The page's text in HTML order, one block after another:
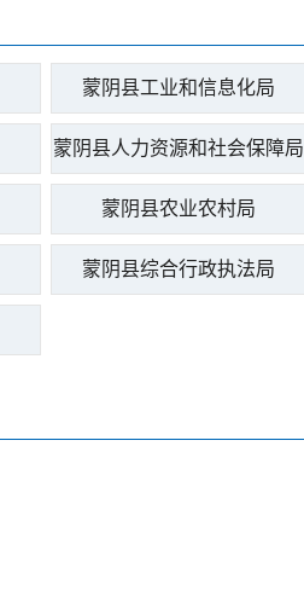
蒙阴县工业和信息化局
蒙阴县人力资源和社会保障局
蒙阴县农业农村局
蒙阴县综合行政执法局